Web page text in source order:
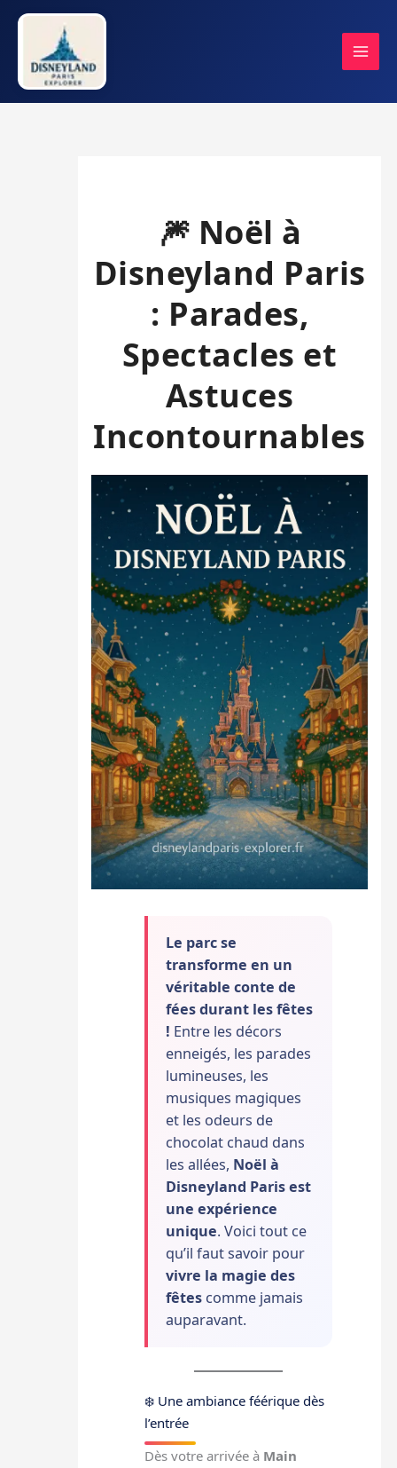
Aller
contenu
🎆 Noël à
Disneyland Paris
: Parades,
Spectacles et
Astuces
Incontournables
Le parc se
transforme en un
véritable conte de
fées durant les fêtes
! Entre les décors
enneigés, les parades
lumineuses, les
musiques magiques
et les odeurs de
chocolat chaud dans
les allées, Noël à
Disneyland Paris est
une expérience
unique. Voici tout ce
qu’il faut savoir pour
vivre la magie des
fêtes comme jamais
auparavant.
❄️ Une ambiance féérique dès
l’entrée
Dès votre arrivée à Main